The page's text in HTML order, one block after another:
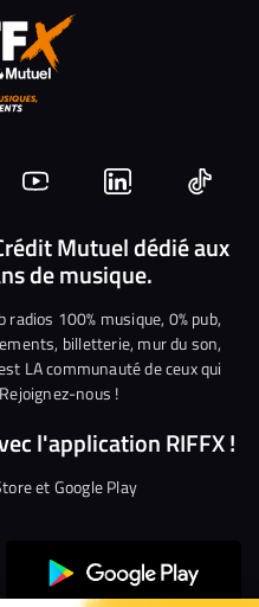
Nous
rejoindre
sur
YouTube
Nous
rejoindre
sur
Linkedin
Nous
Mutuel dédié aux
de musique.
100% musique, 0% pub,
billetterie, mur du son,
LA communauté de ceux qui
nous !
l'application RIFFX !
et Google Play